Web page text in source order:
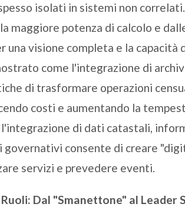
isolati in sistemi non
maggiore potenza di calcolo e
una visione completa e la capacità
come l'integrazione di
di trasformare operazioni
costi e aumentando la
di dati catastali,
consente di creare
servizi e prevedere eventi.
Ruoli: Dal "Smanettone" al